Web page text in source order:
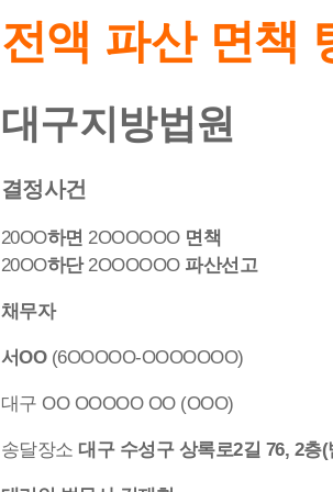
전액 파산 면책
대구지방법원
결정사건
20OO하면 2OOOOOO 면책
20OO하단2OOOOOO 파산선고
채무자
서OO (6OOOOO-OOOOOOO)
대구 OO OOOOO OO (OOO)
송달장소 대구 수성구 상록로2길 76, 2층(